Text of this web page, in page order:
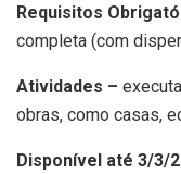
Requisitos
completa (com
Atividades –
obras, como casas,
Disponível até 3/3/